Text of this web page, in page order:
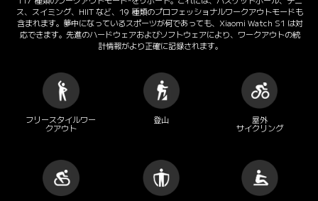
ス、スイミング、HIIT など、19 種類のプロフェッショナルワークアウトモードも
含まれます。夢中になっているスポーツが何であっても、Xiaomi Watch S1 は対
応できます。先進のハードウェアおよびソフトウェアにより、ワークアウトの統
計情報がより正確に記録されます。
フリースタイルワー
クアウト
登山
屋外
サイクリング